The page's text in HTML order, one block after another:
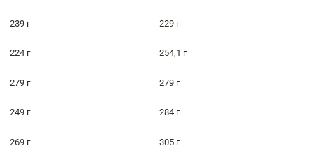
239 г 229 г
224 г 254,1 г
279 г 279 г
249 г 284 г
269 г 305 г